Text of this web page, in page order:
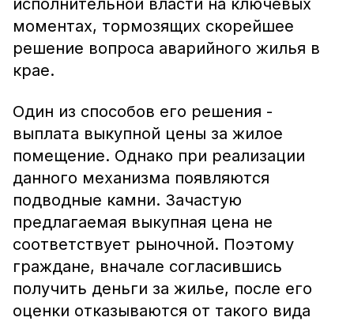
исполнительной власти на ключевых
моментах, тормозящих скорейшее
решение вопроса аварийного жилья в
крае.
Один из способов его решения -
выплата выкупной цены за жилое
помещение. Однако при реализации
данного механизма появляются
подводные камни. Зачастую
предлагаемая выкупная цена не
соответствует рыночной. Поэтому
граждане, вначале согласившись
получить деньги за жилье, после его
оценки отказываются от такого вида